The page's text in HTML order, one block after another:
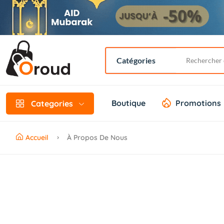
Categories Boutique Promotions
Accueil À Propos De Nous